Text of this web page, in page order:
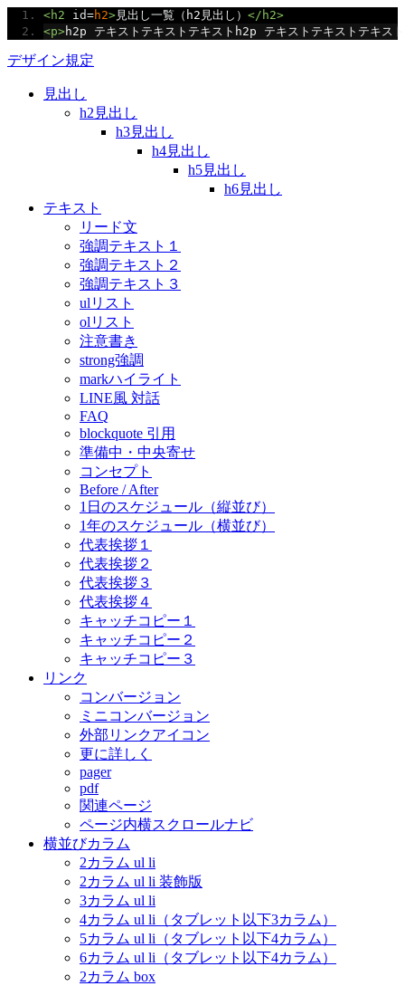
<h2 id=h2>見出し一覧（h2見出し） </h2>
<p>h2p テキストテキストテキストh2p テキストテキストテキス
デザイン規定
見出し
h2見出し
h3見出し
h4見出し
h5見出し
h6見出し
テキスト
リード文
強調テキスト１
強調テキスト２
強調テキスト３
ulリスト
olリスト
注意書き
strong強調
markハイライト
LINE風 対話
FAQ
blockquote 引用
準備中・中央寄せ
コンセプト
Before / After
1日のスケジュール（縦並び）
1年のスケジュール（横並び）
代表挨拶１
代表挨拶２
代表挨拶３
代表挨拶４
キャッチコピー１
キャッチコピー２
キャッチコピー３
リンク
コンバージョン
ミニコンバージョン
外部リンクアイコン
更に詳しく
pager
pdf
関連ページ
ページ内横スクロールナビ
横並びカラム
2カラム ul li
2カラム ul li 装飾版
3カラム ul li
4カラム ul li（タブレット以下3カラム）
5カラム ul li（タブレット以下4カラム）
6カラム ul li（タブレット以下4カラム）
2カラム box